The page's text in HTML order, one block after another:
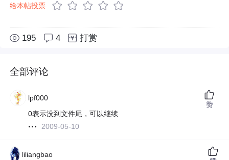
给本帖投票
195 4 打赏
全部评论
lpf000
0表示没到文件尾，可以继续
2009-05-10
赞
liliangbao